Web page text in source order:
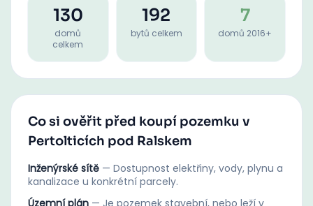
130
domů
celkem
192
bytů celkem
7
domů 2016+
Co si ověřit před koupí pozemku v
Pertolticích pod Ralskem
Inženýrské sítě — Dostupnost elektřiny, vody, plynu a
kanalizace u konkrétní parcely.
Územní plán — Je pozemek stavební, nebo leží v